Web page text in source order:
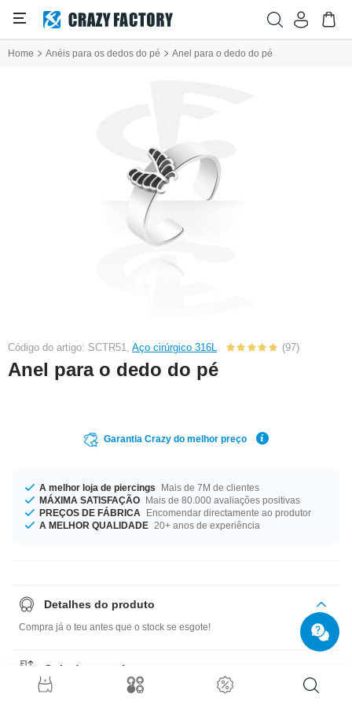
Home Anéis para os dedos do pé Anel para o dedo do pé
Código do artigo: SCTR51, Aço cirúrgico 316L (97)
Anel para o dedo do pé
Garantia Crazy do melhor preço
A melhor loja de piercings
Mais de 7M de clientes
MÁXIMA SATISFAÇÃO Mais de 80.000 avaliações positivas
PREÇOS DE FÁBRICA
Encomendar directamente ao produtor
A MELHOR QUALIDADE 20+ anos de experiência
Detalhes do produto
Compra já o teu antes que o stock se esgote!
Guia de tamanhos